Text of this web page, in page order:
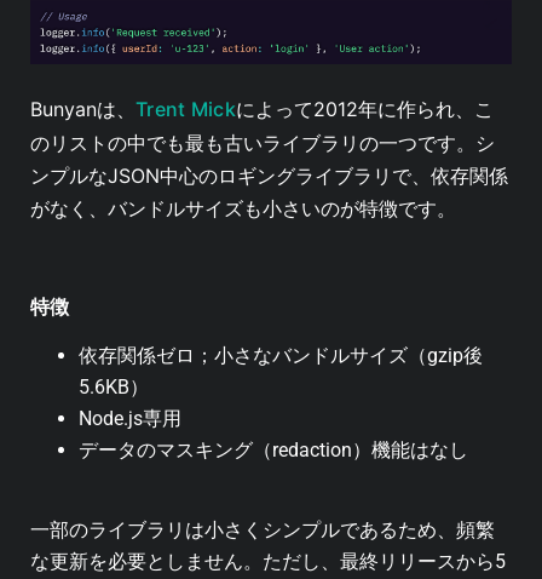
Bunyanは、 Trent Mickによって2012年に作られ、こ
のリストの中でも最も古いライブラリの一つです。シ
ンプルなJSON中心のロギングライブラリで、依存関係
がなく、バンドルサイズも小さいのが特徴です。
特徴
依存関係ゼロ；小さなバンドルサイズ（gzip後
5.6KB）
Node.js専用
データのマスキング（redaction）機能はなし
一部のライブラリは小さくシンプルであるため、頻繁
な更新を必要としません。ただし、最終リリースから5